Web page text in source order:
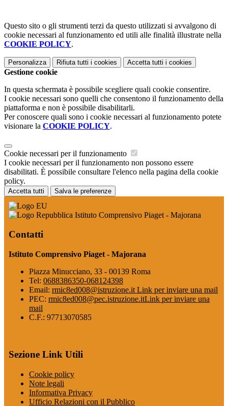
Questo sito o gli strumenti terzi da questo utilizzati si avvalgono di
cookie necessari al funzionamento ed utili alle finalità illustrate nella
COOKIE POLICY.
Personalizza Rifiuta tutti i cookies Accetta tutti i cookies
Gestione cookie
In questa schermata è possibile scegliere quali cookie consentire.
I cookie necessari sono quelli che consentono il funzionamento della
piattaforma e non è possibile disabilitarli.
Per conoscere quali sono i cookie necessari al funzionamento potete
visionare la COOKIE POLICY.
Cookie necessari per il funzionamento
I cookie necessari per il funzionamento non possono essere
disabilitati. È possibile consultare l'elenco nella pagina della cookie
policy.
Accetta tutti Salva le preferenze
Istituto Comprensivo Piaget - Majorana
Contatti
Istituto Comprensivo Piaget - Majorana
Piazza Minucciano, 33 - 00139 Roma
Tel: 0688386350-068124398
Email: rmic8ed008@istruzione.it Link per inviare una mail
PEC: rmic8ed008@pec.istruzione.itLink per inviare una
mail
C.F.: 97713070585
Sezione Link Utili
Cookie policy
Note legali
Informativa Privacy
Ufficio Relazioni con il Pubblico